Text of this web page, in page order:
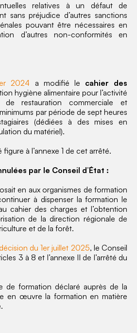
relatives à un défaut de
sans préjudice d’autres sanctions
pouvant être nécessaires en
d’autres non-conformités en
2024 a modifié le cahier des
hygiène alimentaire pour l’activité
de restauration commerciale et
par période de sept heures
(dédiées à des mises en
du matériel).
à l’annexe 1 de cet arrêté.
par le Conseil d’État :
en aux organismes de formation
à dispenser la formation le
cahier des charges et l’obtention
de la direction régionale de
et de la forêt.
décision du 1er juillet 2025, le Conseil
3 à 8 et l’annexe II de l’arrêté du
de formation déclaré auprès de la
en œuvre la formation en matière